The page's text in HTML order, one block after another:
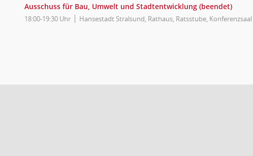
Ausschuss für Bau, Umwelt und Stadtentwicklung (beendet)
18:00-19:30 Uhr Hansestadt Stralsund, Rathaus, Ratsstube, Konferenzsaal